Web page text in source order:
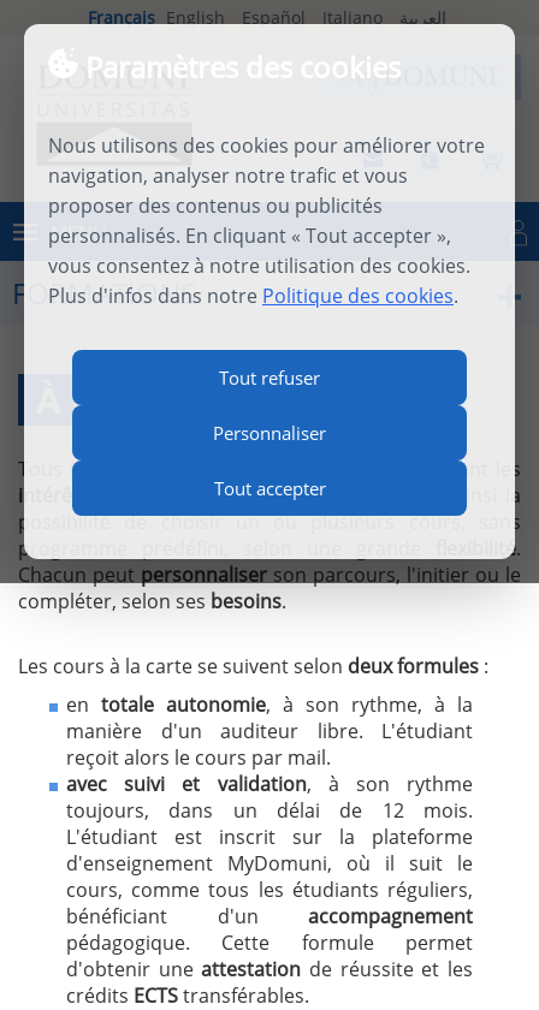
Paramètres des cookies
Nous utilisons des cookies pour améliorer votre
navigation, analyser notre trafic et vous
proposer des contenus ou publicités
personnalisés. En cliquant « Tout accepter »,
vous consentez à notre utilisation des cookies.
Plus d'infos dans notre Politique des cookies.
Tout refuser
Personnaliser
Tout accepter
Français English Español Italiano العربية
MENU Se connecter
FORMATIONS
À LA CARTE
Tous les cours sont accessibles
suivant les
intérêts de chacun
. Domuni-Universitas offre ainsi la
possibilité de choisir un ou plusieurs cours, sans
programme prédéfini, selon une grande
flexibilité.
Chacun peut personnaliser son parcours, l'initier ou le
compléter, selon ses besoins.
Les cours à la carte se suivent selon deux formules :
en totale autonomie, à son rythme, à la
manière d'un auditeur libre. L'étudiant
reçoit alors le cours par mail.
avec suivi et validation, à son rythme
toujours, dans un délai de 12 mois.
L'étudiant est inscrit sur la plateforme
d'enseignement MyDomuni, où il suit le
cours, comme tous les étudiants réguliers,
bénéficiant d'un accompagnement
pédagogique. Cette formule permet
d'obtenir uneattestation de réussite et les
crédits ECTStransférables.